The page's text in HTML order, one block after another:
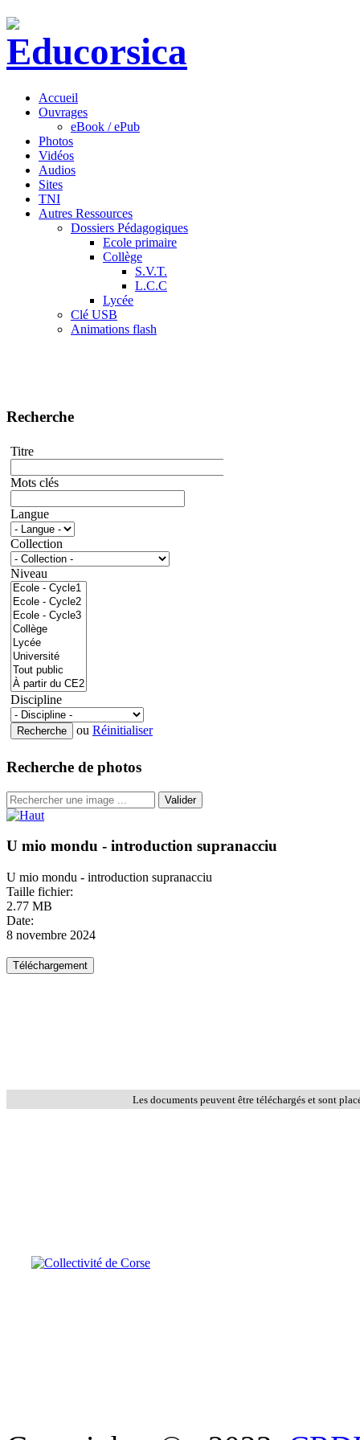
Accueil
Ouvrages
eBook / ePub
Photos
Vidéos
Audios
Sites
TNI
Autres Ressources
Dossiers Pédagogiques
Ecole primaire
Collège
S.V.T.
L.C.C
Lycée
Clé USB
Animations flash
Recherche
Titre
Mots clés
Langue
Collection
Niveau
Discipline
ou Réinitialiser
Recherche de photos
Valider
U mio mondu - introduction supranacciu
U mio mondu - introduction supranacciu
Taille fichier:
2.77 MB
Date:
8 novembre 2024
Les documents peuvent être téléchargés et sont